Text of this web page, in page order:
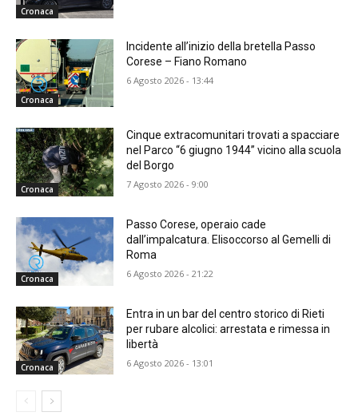
Cronaca
Cronaca
Incidente all’inizio della bretella Passo
Corese – Fiano Romano
6 Agosto 2026 - 13:44
Cronaca
Cinque extracomunitari trovati a spacciare
nel Parco “6 giugno 1944” vicino alla scuola
del Borgo
7 Agosto 2026 - 9:00
Cronaca
Passo Corese, operaio cade
dall’impalcatura. Elisoccorso al Gemelli di
Roma
6 Agosto 2026 - 21:22
Cronaca
Entra in un bar del centro storico di Rieti
per rubare alcolici: arrestata e rimessa in
libertà
6 Agosto 2026 - 13:01